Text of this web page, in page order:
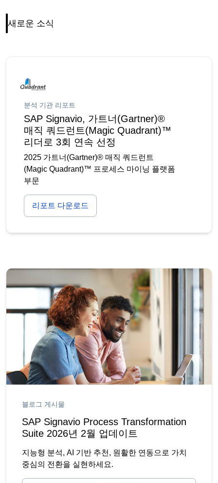
새로운 소식
분석 기관 리포트
SAP Signavio, 가트너(Gartner)®
매직 쿼드런트(Magic Quadrant)™
리더로 3회 연속 선정
2025 가트너(Gartner)® 매직 쿼드런트
(Magic Quadrant)™ 프로세스 마이닝 플랫폼
부문
리포트 다운로드
블로그 게시물
SAP Signavio Process Transformation
Suite 2026년 2월 업데이트
지능형 분석, AI 기반 추천, 원활한 연동으로 가치
중심의 전환을 실현하세요.